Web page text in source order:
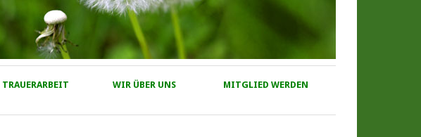
TRAUERARBEIT WIR ÜBER UNS MITGLIED WERDEN